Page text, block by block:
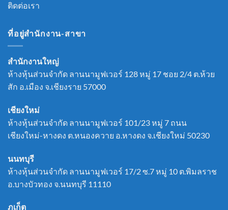
ติดต่อเรา
ที่อยู่สำนักงาน-สาขา
สำนักงานใหญ่
ห้างหุ้นส่วนจำกัด ลานนามูฟเวอร์ 128 หมู่ 17 ชอย 2/4 ต.ห้วย
สัก อ.เมือง จ.เชียงราย 57000
เชียงใหม่
ห้างหุ้นส่วนจำกัด ลานนามูฟเวอร์ 101/23 หมู่ 7 ถนน
เชียงใหม่-หางดง ต.หนองควาย อ.หางดง จ.เชียงใหม่ 50230
นนทบุรี
ห้างหุ้นส่วนจำกัด ลานนามูฟเวอร์ 17/2 ซ.7 หมู่ 10 ต.พิมลราช
อ.บางบัวทอง จ.นนทบุรี 11110
ภูเก็ต